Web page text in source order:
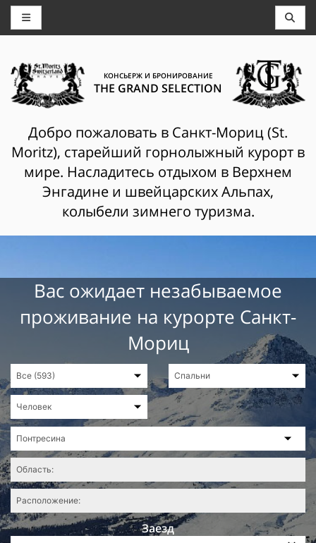
КОНСЬЕРЖ И БРОНИРОВАНИЕ
THE GRAND SELECTION
Добро пожаловать в Санкт-Мориц (St.
Moritz), старейший горнолыжный курорт в
мире. Насладитесь отдыхом в Верхнем
Энгадине и швейцарских Альпах,
колыбели зимнего туризма.
Вас ожидает незабываемое
проживание на курорте Санкт-
Мориц
Заезд